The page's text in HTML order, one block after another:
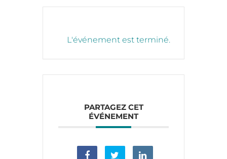
L'événement est terminé.
PARTAGEZ CET
ÉVÉNEMENT